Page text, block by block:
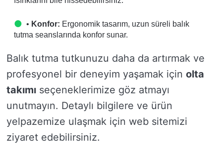
• Konfor: Ergonomik tasarım, uzun süreli balık
tutma seanslarında konfor sunar.
Balık tutma tutkunuzu daha da artırmak ve
profesyonel bir deneyim yaşamak için olta
takımı seçeneklerimize göz atmayı
unutmayın. Detaylı bilgilere ve ürün
yelpazemize ulaşmak için web sitemizi
ziyaret edebilirsiniz.